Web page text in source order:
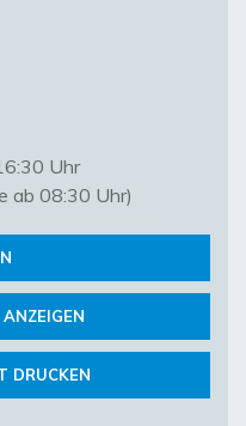
Uhr
ab 08:30 Uhr)
DRUCKEN